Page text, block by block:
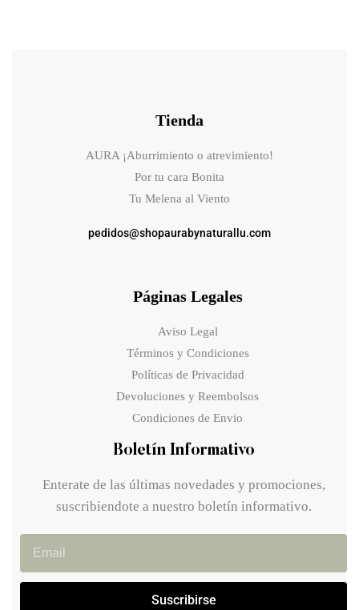
Tienda
AURA ¡Aburrimiento o atrevimiento!
Por tu cara Bonita
Tu Melena al Viento
pedidos@shopaurabynaturallu.com
Páginas Legales
Aviso Legal
Términos y Condiciones
Políticas de Privacidad
Devoluciones y Reembolsos
Condiciones de Envio
Boletín Informativo
Enterate de las últimas novedades y promociones,
suscribiendote a nuestro boletín informativo.
Suscribirse